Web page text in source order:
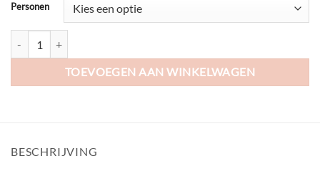
Personen
TOEVOEGEN AAN WINKELWAGEN
BESCHRIJVING